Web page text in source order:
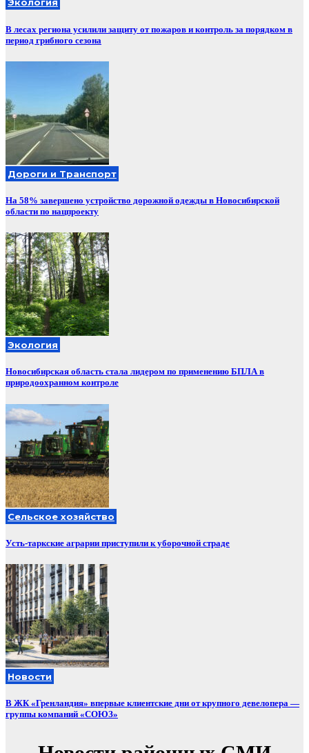
Экология
В лесах региона усилили защиту от пожаров и контроль за порядком в
период грибного сезона
Дороги и Транспорт
На 58% завершено устройство дорожной одежды в Новосибирской
области по нацпроекту
Экология
Новосибирская область стала лидером по применению БПЛА в
природоохранном контроле
Сельское хозяйство
Усть-таркские аграрии приступили к уборочной страде
Новости
В ЖК «Гренландия» впервые клиентские дни от крупного девелопера —
группы компаний «СОЮЗ»